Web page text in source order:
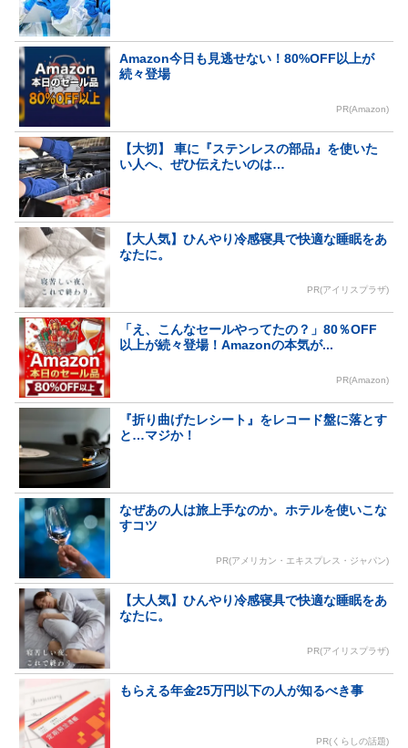
Amazon今日も見逃せない！80%OFF以上が
続々登場
PR(Amazon)
【大切】 車に『ステンレスの部品』を使いた
い人へ、ぜひ伝えたいのは…
【大人気】ひんやり冷感寝具で快適な睡眠をあ
なたに。
PR(アイリスプラザ)
「え、こんなセールやってたの？」80％OFF
以上が続々登場！Amazonの本気が...
PR(Amazon)
『折り曲げたレシート』をレコード盤に落とす
と…マジか！
なぜあの人は旅上手なのか。ホテルを使いこな
すコツ
PR(アメリカン・エキスプレス・ジャパン)
【大人気】ひんやり冷感寝具で快適な睡眠をあ
なたに。
PR(アイリスプラザ)
もらえる年金25万円以下の人が知るべき事
PR(くらしの話題)